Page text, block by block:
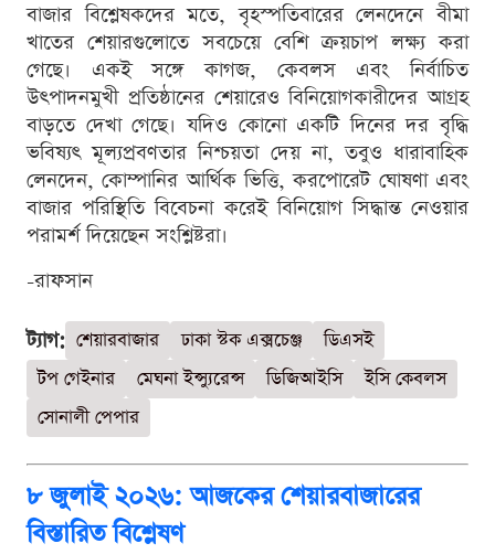
বাজার বিশ্লেষকদের মতে, বৃহস্পতিবারের লেনদেনে বীমা
খাতের শেয়ারগুলোতে সবচেয়ে বেশি ক্রয়চাপ লক্ষ্য করা
গেছে। একই সঙ্গে কাগজ, কেবলস এবং নির্বাচিত
উৎপাদনমুখী প্রতিষ্ঠানের শেয়ারেও বিনিয়োগকারীদের আগ্রহ
বাড়তে দেখা গেছে। যদিও কোনো একটি দিনের দর বৃদ্ধি
ভবিষ্যৎ মূল্যপ্রবণতার নিশ্চয়তা দেয় না, তবুও ধারাবাহিক
লেনদেন, কোম্পানির আর্থিক ভিত্তি, করপোরেট ঘোষণা এবং
বাজার পরিস্থিতি বিবেচনা করেই বিনিয়োগ সিদ্ধান্ত নেওয়ার
পরামর্শ দিয়েছেন সংশ্লিষ্টরা।
-রাফসান
ট্যাগ: শেয়ারবাজার ঢাকা স্টক এক্সচেঞ্জ
ডিএসই
টপ গেইনার
মেঘনা ইন্স্যুরেন্স ডিজিআইসি
ইসি কেবলস
সোনালী পেপার
৮ জুলাই ২০২৬: আজকের শেয়ারবাজারের
বিস্তারিত বিশ্লেষণ